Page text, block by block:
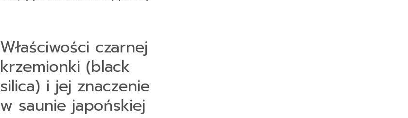
Właściwości czarnej
krzemionki (black
silica) i jej znaczenie
w saunie japońskiej